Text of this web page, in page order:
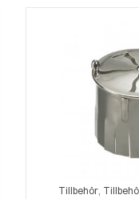
Tillbehör,